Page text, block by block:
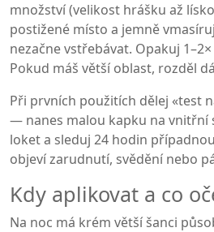
množství (velikost hrášku až
postižené místo a jemně
nezačne vstřebávat. Opakuj
Pokud máš větší oblast, rozděl
Při prvních použitích dělej «test
— nanes malou kapku na vnitřní
loket a sleduj 24 hodin
objeví zarudnutí, svědění nebo
Kdy aplikovat a co
Na noc má krém větší šanci